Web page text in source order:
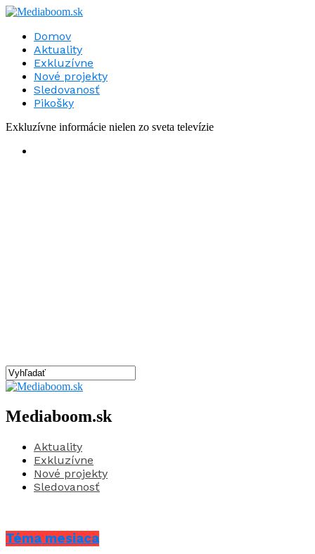
Domov
Aktuality
Exkluzívne
Nové projekty
Sledovanosť
Pikošky
Exkluzívne informácie nielen zo sveta televízie
Mediaboom.sk
Aktuality
Exkluzívne
Nové projekty
Sledovanosť
Téma mesiaca